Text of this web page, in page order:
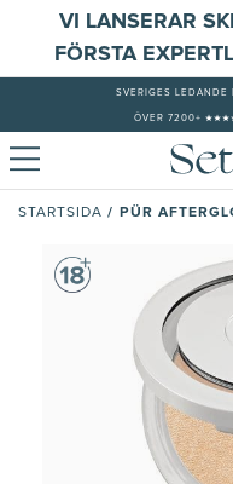
VI LANSERAR
FÖRSTA
SVERIGES LEDANDE
ÖVER 7200+
STARTSIDA / PÜR